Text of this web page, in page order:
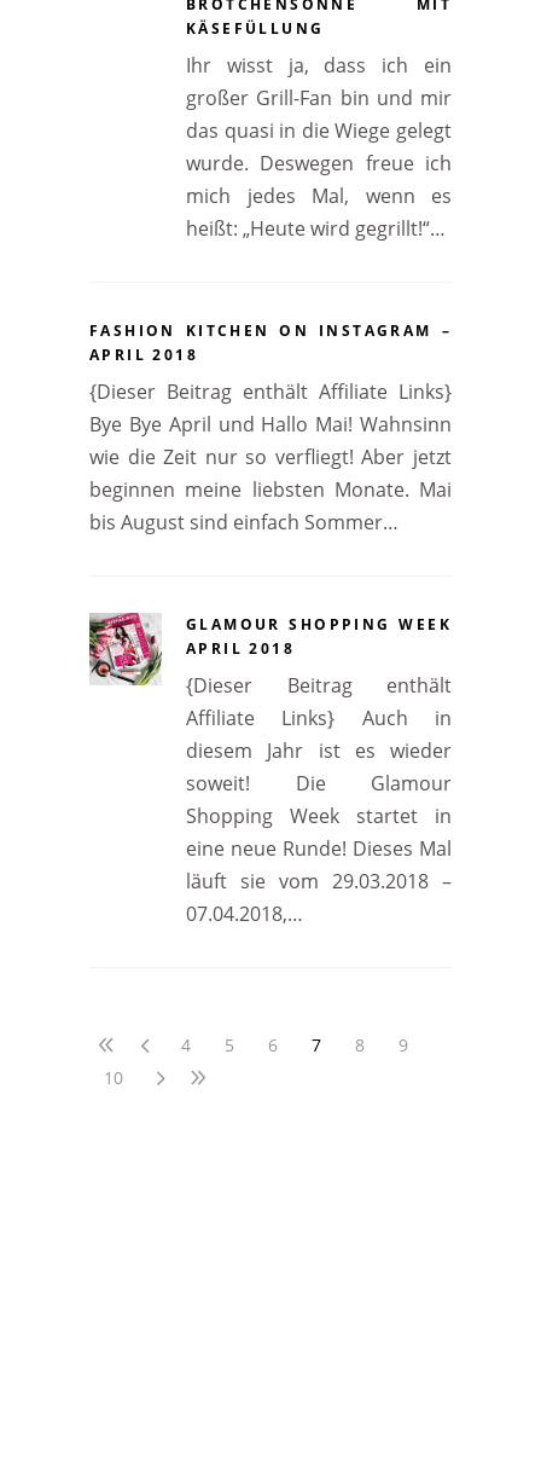
BRÖTCHENSONNE MIT
KÄSEFÜLLUNG
Ihr wisst ja, dass ich ein
großer Grill-Fan bin und mir
das quasi in die Wiege gelegt
wurde. Deswegen freue ich
mich jedes Mal, wenn es
heißt: „Heute wird gegrillt!“…
FASHION KITCHEN ON INSTAGRAM –
APRIL 2018
{Dieser Beitrag enthält Affiliate Links}
Bye Bye April und Hallo Mai! Wahnsinn
wie die Zeit nur so verfliegt! Aber jetzt
beginnen meine liebsten Monate. Mai
bis August sind einfach Sommer…
GLAMOUR SHOPPING WEEK
APRIL 2018
{Dieser Beitrag enthält
Affiliate Links} Auch in
diesem Jahr ist es wieder
soweit! Die Glamour
Shopping Week startet in
eine neue Runde! Dieses Mal
läuft sie vom 29.03.2018 –
07.04.2018,…
4 5 6 7 8
9
10